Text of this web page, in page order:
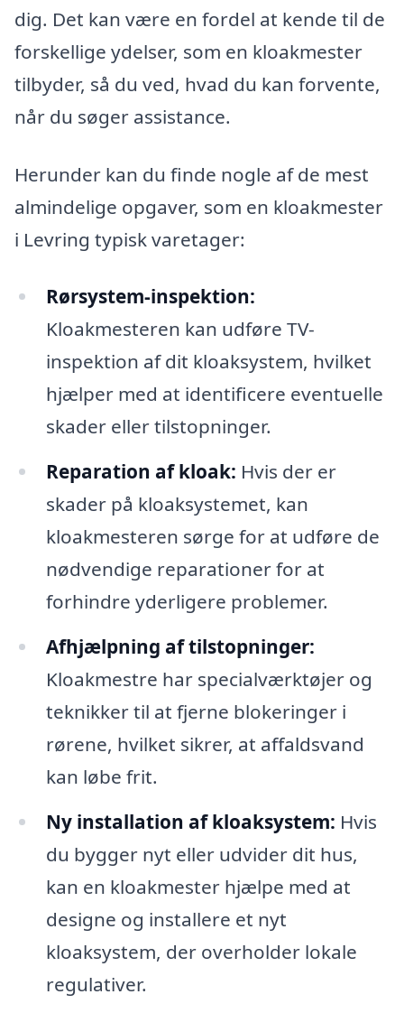
dig. Det kan være en fordel at kende til de
forskellige ydelser, som en kloakmester
tilbyder, så du ved, hvad du kan forvente,
når du søger assistance.
Herunder kan du finde nogle af de mest
almindelige opgaver, som en kloakmester
i Levring typisk varetager:
Rørsystem-inspektion:
Kloakmesteren kan udføre TV-
inspektion af dit kloaksystem, hvilket
hjælper med at identificere eventuelle
skader eller tilstopninger.
Reparation af kloak: Hvis der er
skader på kloaksystemet, kan
kloakmesteren sørge for at udføre de
nødvendige reparationer for at
forhindre yderligere problemer.
Afhjælpning af tilstopninger:
Kloakmestre har specialværktøjer og
teknikker til at fjerne blokeringer i
rørene, hvilket sikrer, at affaldsvand
kan løbe frit.
Ny installation af kloaksystem: Hvis
du bygger nyt eller udvider dit hus,
kan en kloakmester hjælpe med at
designe og installere et nyt
kloaksystem, der overholder lokale
regulativer.